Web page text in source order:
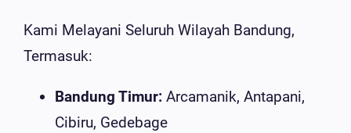
Kami Melayani Seluruh Wilayah Bandung,
Termasuk:
Bandung Timur: Arcamanik, Antapani,
Cibiru, Gedebage